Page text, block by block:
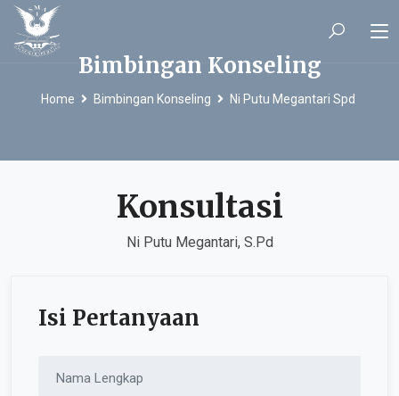
Bimbingan Konseling
Home Bimbingan Konseling Ni Putu Megantari Spd
Konsultasi
Ni Putu Megantari, S.Pd
Isi Pertanyaan